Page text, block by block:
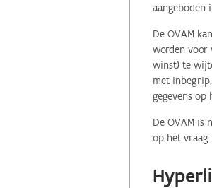
aangeboden
De OVAM
worden voor
winst) te
met
gegevens
De OVAM is
op het